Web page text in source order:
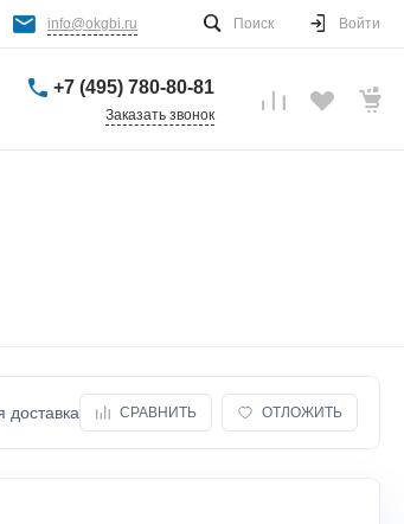
info@okgbi.ru Поиск Войти
+7 (495) 780-80-81
Заказать звонок
доставка СРАВНИТЬ ОТЛОЖИТЬ